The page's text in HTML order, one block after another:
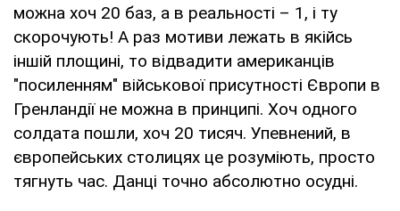
можна хоч 20 баз, а в реальності – 1, і ту
скорочують! А раз мотиви лежать в якійсь
іншій площині, то відвадити американців
"посиленням" військової присутності Європи в
Гренландії не можна в принципі. Хоч одного
солдата пошли, хоч 20 тисяч. Упевнений, в
європейських столицях це розуміють, просто
тягнуть час. Данці точно абсолютно осудні.